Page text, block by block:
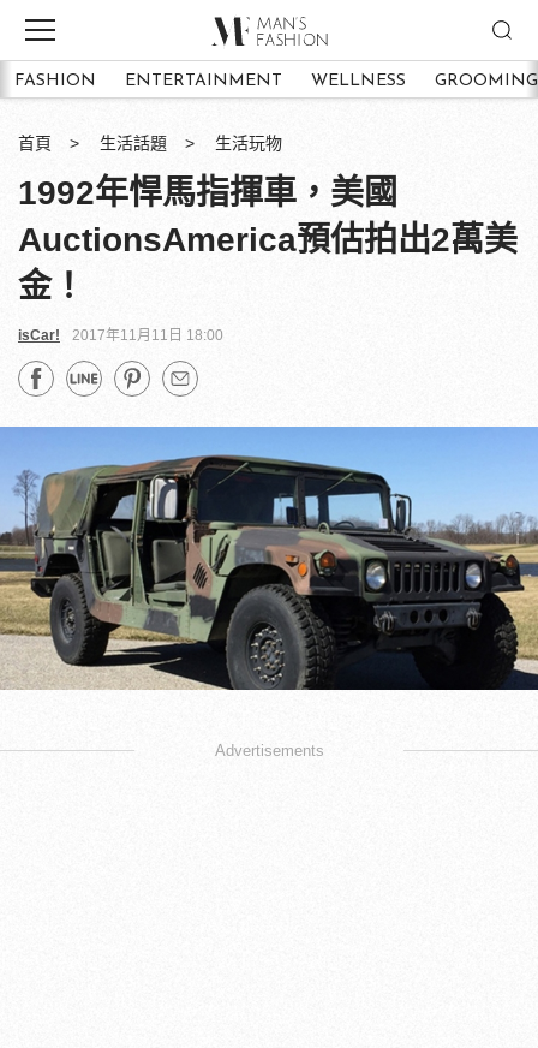
FASHION ENTERTAINMENT WELLNESS GROOMING
首頁 生活話題 生活玩物
1992年悍馬指揮車，美國
AuctionsAmerica預估拍出2萬美
金！
isCar! 2017年11月11日 18:00
Advertisements